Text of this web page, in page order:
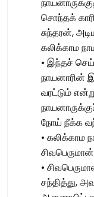
சொந்தக்
சுந்தரன்,
கலிக்காம
• இந்தச்
நாயனாரின்
வரட்டும்
நோய் நீக்க
• கலிக்காம
•
சந்தித்து,